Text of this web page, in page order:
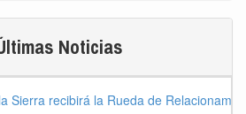
Noticias
Sierra recibirá la Rueda de